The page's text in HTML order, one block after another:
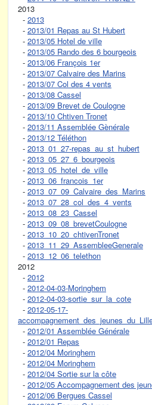
2013
- 2013
- 2013/01 Repas au St Hubert
- 2013/05 Hotel de ville
- 2013/05 Rando des 6 bourgeois
- 2013/06 François 1er
- 2013/07 Calvaire des Marins
- 2013/07 Col des 4 vents
- 2013/08 Cassel
- 2013/09 Brevet de Coulogne
- 2013/10 Chtiven Tronet
- 2013/11 Assemblée Gènérale
- 2013/12 Téléthon
- 2013_01_27-repas_au_st_hubert
- 2013_05_27_6_bourgeois
- 2013_05_hotel_de_ville
- 2013_06_francois_1er
- 2013_07_09_Calvaire_des_Marins
- 2013_07_28_col_des_4_vents
- 2013_08_23_Cassel
- 2013_09_08_brevetCoulogne
- 2013_10_20_chtivenTronet
- 2013_11_29_AssembleeGenerale
- 2013_12_06_telethon
2012
- 2012
- 2012-04-03-Moringhem
- 2012-04-03-sortie_sur_la_cote
- 2012-05-17-
- 2012/01 Assemblée Générale
- 2012/01 Repas
- 2012/04 Moringhem
- 2012/04 Moringhem
- 2012/04 Sortie sur la côte
- 2012/05 Accompagnement des
- 2012/06 Bergues Cassel